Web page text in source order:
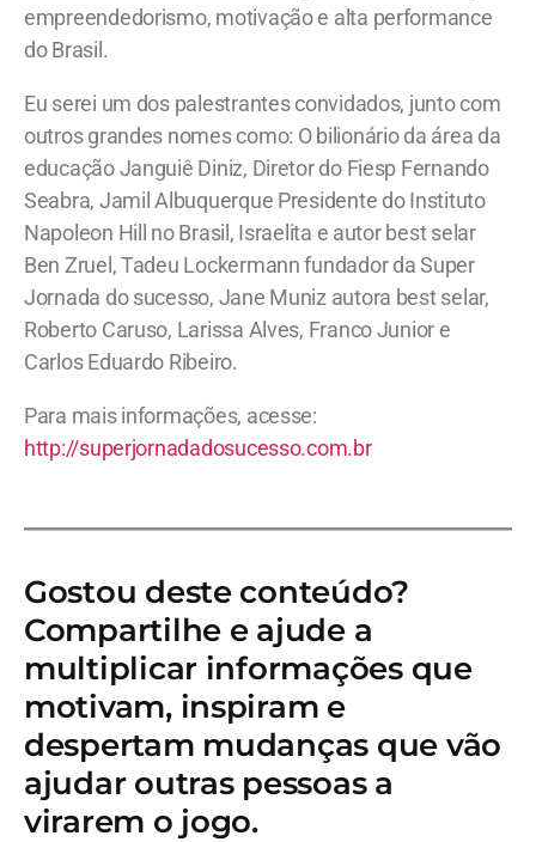
empreendedorismo, motivação e alta performance
do Brasil.
Eu serei um dos palestrantes convidados, junto com
outros grandes nomes como: O bilionário da área da
educação Janguiê Diniz, Diretor do Fiesp Fernando
Seabra, Jamil Albuquerque Presidente do Instituto
Napoleon Hill no Brasil, Israelita e autor best selar
Ben Zruel, Tadeu Lockermann fundador da Super
Jornada do sucesso, Jane Muniz autora best selar,
Roberto Caruso, Larissa Alves, Franco Junior e
Carlos Eduardo Ribeiro.
Para mais informações, acesse:
http://superjornadadosucesso.com.br
Gostou deste conteúdo?
Compartilhe e ajude a
multiplicar informações que
motivam, inspiram e
despertam mudanças que vão
ajudar outras pessoas a
virarem o jogo.